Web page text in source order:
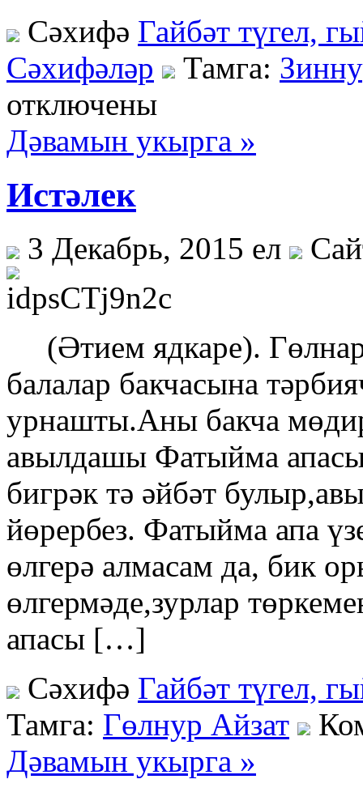
Сәхифә Гайбәт түгел,
Сәхифәләр
Тамга:
отключены
Дәвамын укырга »
Истәлек
3 Декабрь, 2015 ел
(Әтием ядкаре).
балалар бакчасына
урнашты.Аны бакча
авылдашы Фатыйма
бигрәк тә әйбәт
йөрербез. Фатыйма апа
өлгерә алмасам да, бик
өлгермәде,зурлар
апасы […]
Сәхифә Гайбәт түгел,
Тамга: Гөлнур Айзат
Дәвамын укырга »